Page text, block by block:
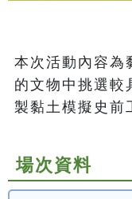
本次活動內容為
的文物中挑選較
製黏土模擬史前
場次資料